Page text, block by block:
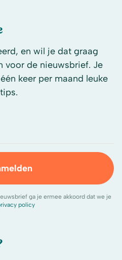
en wil je dat graag
voor de nieuwsbrief. Je
keer per maand leuke
ga je ermee akkoord dat we je
policy